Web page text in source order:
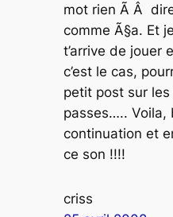
mot rien Ã Â
comme Ã§a. Et
t’arrive de jouer
c’est le cas,
petit post sur
passes….. Voila,
continuation et
ce son !!!!
criss